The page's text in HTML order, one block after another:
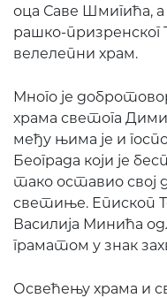
оца Саве Шмигића,
рашко-призренског
велелепни храм.
Много је
храма светога
међу њима је и
Београда који је
тако оставио свој
светиње. Епископ
Василија Минића
граматом у знак
Освећењу храма и